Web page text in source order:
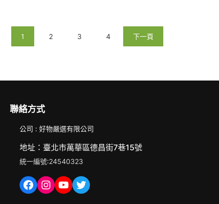
1 2 3 4 下一頁
聯絡方式
公司 : 好物嚴選有限公司
地址：臺北市萬華區德昌街7巷15號
統一編號:24540323